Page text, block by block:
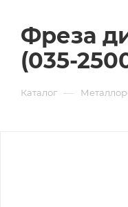
Фреза
(035-
Каталог —